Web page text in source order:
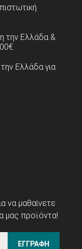
την Ελλάδα &
Ελλάδα για
να μαθαίνετε
μας προϊόντα!
ΕΓΓΡΑΦΗ